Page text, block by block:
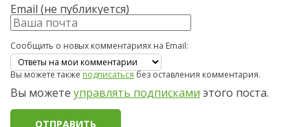
Email (не публикуется)
Сообщить о новых комментариях на Email:
Вы можете такжеподписатьсябез оставления комментария.
Вы можете управлять подписками этого поста.